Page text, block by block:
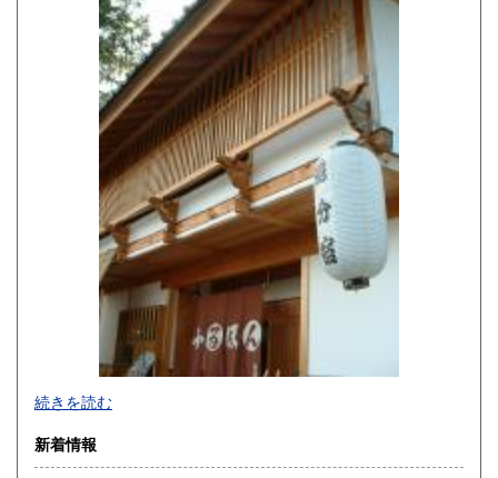
600円 長崎県
600円 大分県
600円 鹿児島県
600円
続きを読む
新着情報